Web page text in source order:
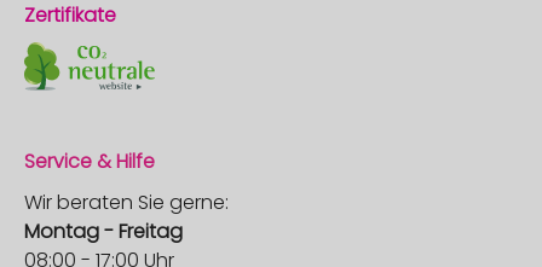
Zertifikate
Service & Hilfe
Wir beraten Sie gerne:
Montag - Freitag
08:00 - 17:00 Uhr